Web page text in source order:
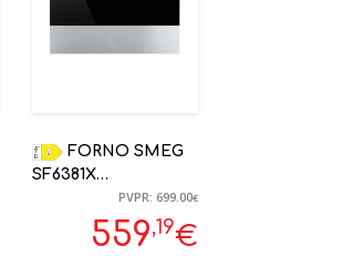
FORNO SMEG
SF6381X
VENTILADO,
CLASSICA, 60 CM,
AÇO INOX
PVPR: 699.00€
559,19€